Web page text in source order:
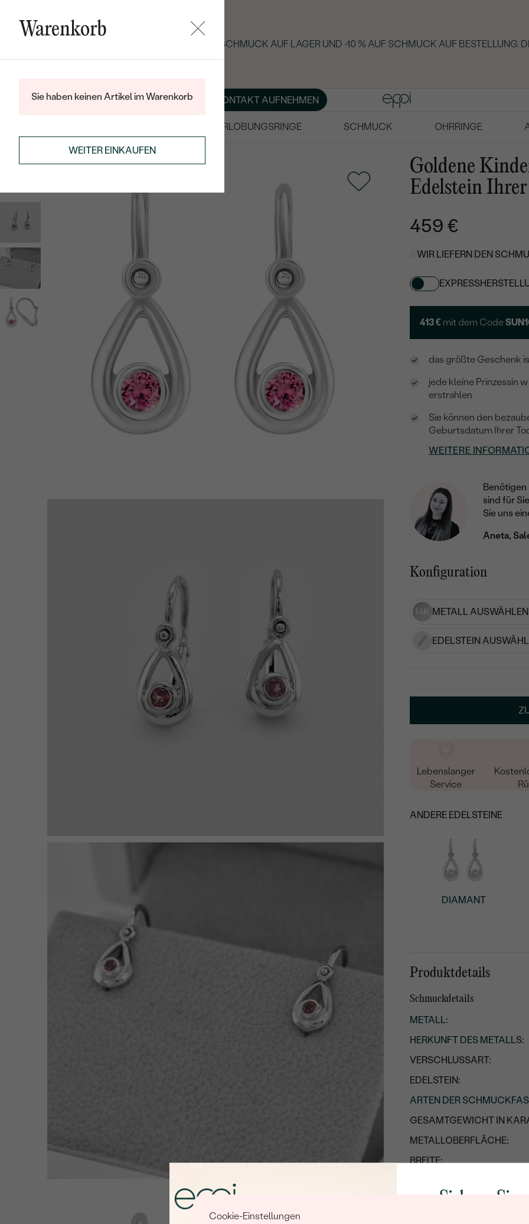
Cookie-Einstellungen
SOMMER-BLACK-FRIDAY: -25 % AUF SCHMUCK AUF LAGER UND -10 % AUF SCHMUCK AUF BESTELLUNG.
ÜBER UNS MAGAZINSCHMUCK NACH MASS KONTAKT AUFNEHMEN
VERLOBUNGSRINGE SCHMUCK OHRRINGE
KINDEROHRRINGE
Goldene
Edelstein
459 €
WIR LIEFERN DEN
413 € mit dem Code
das größte Geschenk
jede kleine Prinzessin
erstrahlen
Sie können den
Geburtsdatum Ihrer
WEITERE
Benötigen
sind für
Sie uns
Aneta,
Konfiguration
14K METALL
EDELSTEIN
Lebenslanger
Service
ANDERE EDELSTEINE
DIAMANT
Produktdetails
Schmuckdetails
METALL:
HERKUNFT DES METALLS:
VERSCHLUSSART:
EDELSTEIN:
ARTEN DER
GESAMTGEWICHT IN
METALLOBERFLÄCHE:
BREITE:
Warenkorb
Sie haben keinen Artikel im Warenkorb
WEITER EINKAUFEN
Sichern Sie